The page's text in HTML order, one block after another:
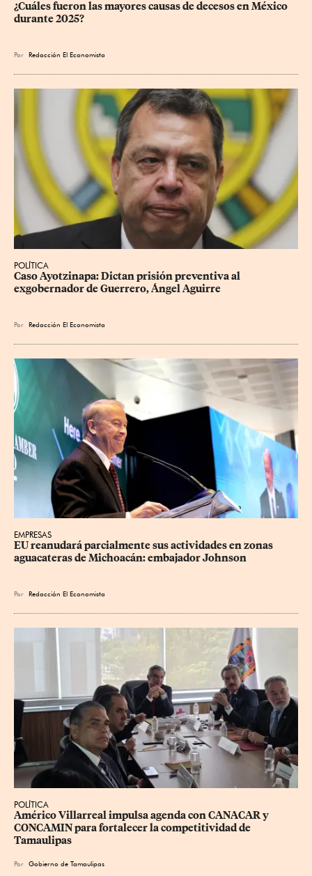
¿Cuáles fueron las mayores causas de decesos en México
durante 2025?
Por Redacción El Economista
POLÍTICA
Caso Ayotzinapa: Dictan prisión preventiva al
exgobernador de Guerrero, Ángel Aguirre
Por Redacción El Economista
EMPRESAS
EU reanudará parcialmente sus actividades en zonas
aguacateras de Michoacán: embajador Johnson
Por Redacción El Economista
POLÍTICA
Américo Villarreal impulsa agenda con CANACAR y
CONCAMIN para fortalecer la competitividad de
Tamaulipas
Por Gobierno de Tamaulipas